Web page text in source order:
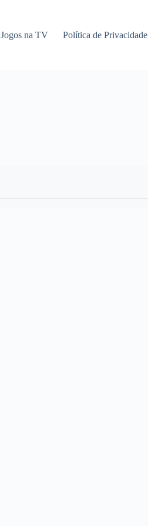
Jogos na TV Política de Privacidade